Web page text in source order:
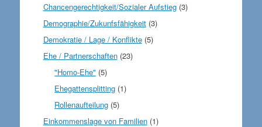
Chancengerechtigkeit/Sozialer Aufstieg(3)
Demographie/Zukunfsfähigkeit(3)
Demokratie / Lage / Konflikte(5)
Ehe / Partnerschaften(23)
"Homo-Ehe" (5)
Ehegattensplitting (1)
Rollenaufteilung (5)
Einkommenslage von Familien(1)